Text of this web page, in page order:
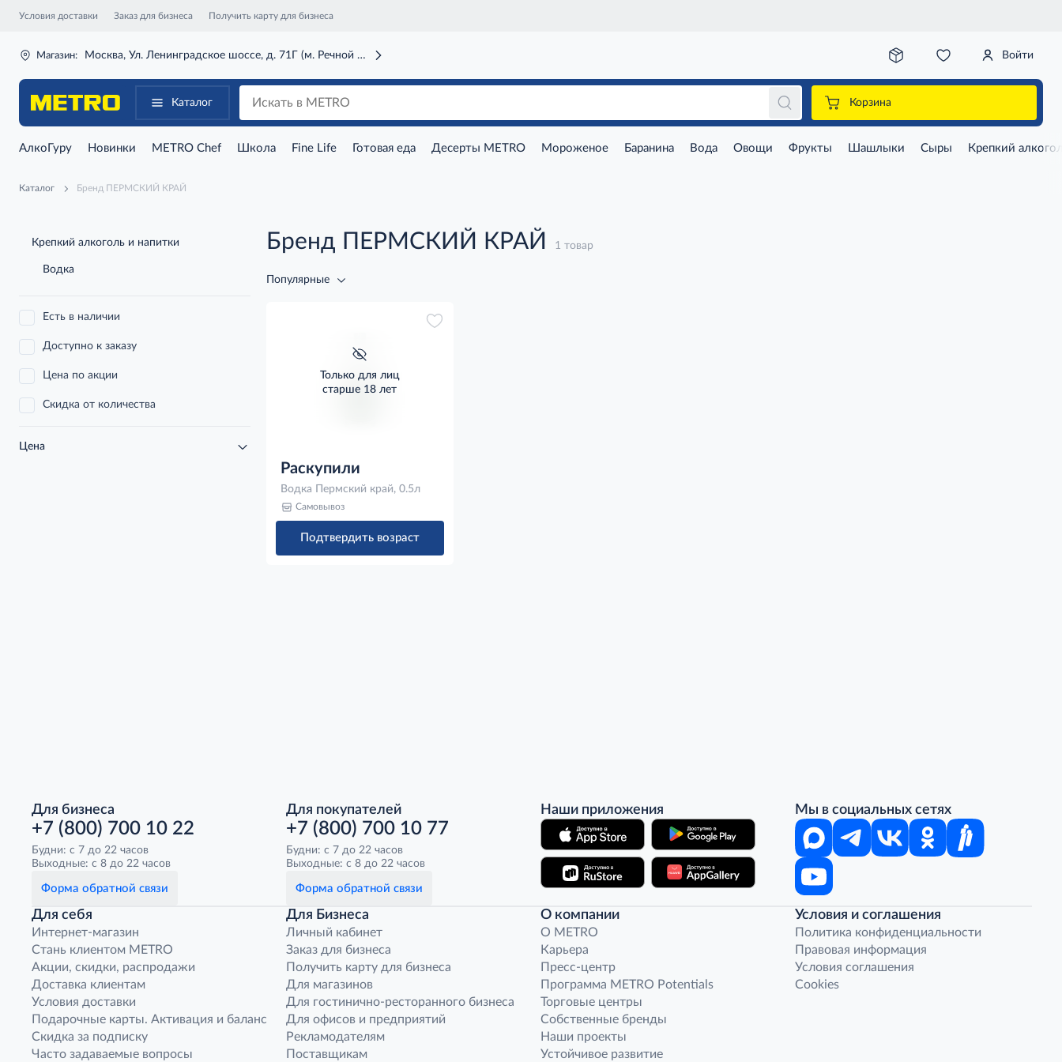
Условия доставки Заказ для бизнеса Получить карту для бизнеса
Магазин: Москва, Ул. Ленинградское шоссе, д. 71Г (м. Речной вокзал) Войти
Каталог Корзина
АлкоГуру Новинки METRO Chef Школа Fine Life Готовая еда Десерты METRO Мороженое Баранина Вода Овощи Фрукты Шашлыки Сыры Крепкий
Каталог Бренд ПЕРМСКИЙ КРАЙ
Крепкий алкоголь и напитки
Водка
Есть в наличии
Доступно к заказу
Цена по акции
Скидка от количества
Цена
Бренд ПЕРМСКИЙ КРАЙ 1 товар
Популярные
Только для лиц
старше 18 лет
Раскупили
Водка Пермский край, 0.5л
Самовывоз
Подтвердить возраст
Для бизнеса
+7 (800) 700 10 22
Будни: с 7 до 22 часов
Выходные: с 8 до 22 часов
Форма обратной связи
Для покупателей
+7 (800) 700 10 77
Будни: с 7 до 22 часов
Выходные: с 8 до 22 часов
Форма обратной связи
Наши приложения Мы в социальных сетях
Для себя
Интернет-магазин
Стань клиентом METRO
Акции, скидки, распродажи
Доставка клиентам
Условия доставки
Подарочные карты. Активация и баланс
Скидка за подписку
Часто задаваемые вопросы
Для Бизнеса
Личный кабинет
Заказ для бизнеса
Получить карту для бизнеса
Для магазинов
Для гостинично-ресторанного бизнеса
Для офисов и предприятий
Рекламодателям
Поставщикам
О компании
O METRO
Карьера
Пресс-центр
Программа METRO Potentials
Торговые центры
Собственные бренды
Наши проекты
Устойчивое развитие
Условия и соглашения
Политика конфиденциальности
Правовая информация
Условия соглашения
Cookies